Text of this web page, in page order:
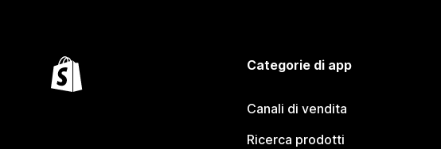
Categorie di app
Canali di vendita
Ricerca prodotti